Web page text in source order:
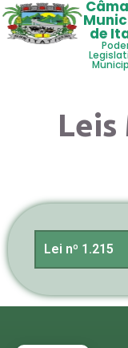
de
Leis
Lei nº 1.215